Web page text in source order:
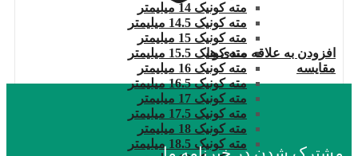
مته کونیک 14 میلیمتر
مته کونیک 14.5 میلیمتر
مته کونیک 15 میلیمتر
مته کونیک 15.5 میلیمتر
مته کونیک 16 میلیمتر
مته کونیک 16.5 میلیمتر
مته کونیک 17 میلیمتر
مته کونیک 17.5 میلیمتر
مته کونیک 18 میلیمتر
مته کونیک 18.5 میلیمتر
افزودن به علاقه مندی ها
مقایسه